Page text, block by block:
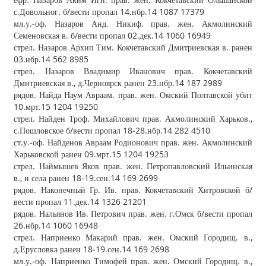
с.Довольног. б/вести пропал 14.нбр.14 1087 17379
мл.у.‐оф. Назаров Анд. Никиф. прав. жен. Акмолинский
Семеновская в. б/вести пропал 02.дек.14 1060 16949
стрел. Назаров Архип Тим. Кокчетавский Дмитриевская в. ранен
03.нбр.14 562 8985
стрел. Назаров Владимир Иванович прав. Кокчетавский
Дмитриевская в., д.Черноярск ранен 23.нбр.14 187 2989
рядов. Найда Наум Авраам. прав. жен. Омский Полтавской убит
10.мрт.15 1204 19250
стрел. Найден Троф. Михайлович прав. Акмолинский Харьков.,
с.Пошловское б/вести пропал 18‐28.нбр.14 282 4510
ст.у.‐оф. Найденов Авраам Родионович прав. жен. Акмолинский
Харьковской ранен 09.мрт.15 1204 19253
стрел. Наймышев Яков прав. жен. Петропавловский Ильинская
в., и села ранен 18‐19.сен.14 169 2699
рядов. Наконечный Гр. Ив. прав. Кокчетавский Хитровской б/
вести пропал 11.дек.14 1326 21201
рядов. Нальянов Ив. Петрович прав. жен. г.Омск б/вести пропал
26.нбр.14 1060 16948
стрел. Наприенко Макарий прав. жен. Омский Городищ. в.,
д.Ерусловка ранен 18‐19.сен.14 169 2698
мл.у.‐оф. Наприенко Тимофей прав. жен. Омский Городищ. в.,